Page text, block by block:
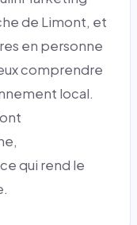
de Limont, et
en personne
comprendre
local.
qui rend le